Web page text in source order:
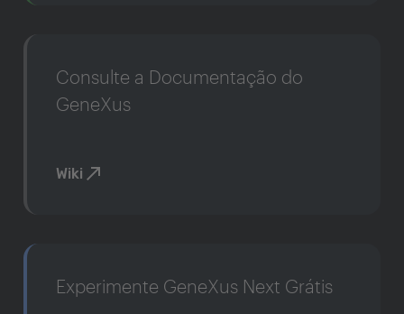
Consulte a Documentação do
GeneXus
Wiki
Experimente GeneXus Next Grátis